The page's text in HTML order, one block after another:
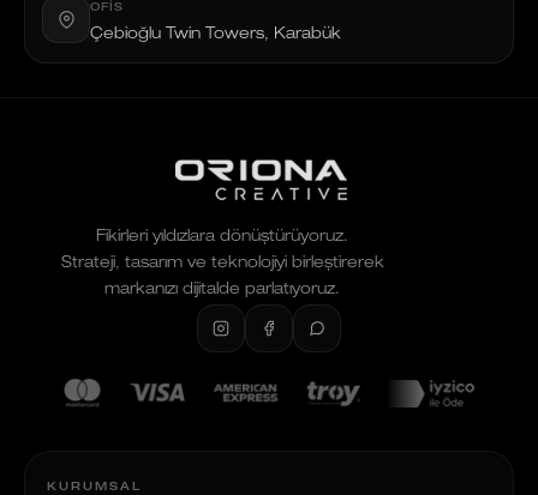
OFIS
Çebioğlu Twin Towers, Karabük
Fikirleri yıldızlara dönüştürüyoruz.
Strateji, tasarım ve teknolojiyi birleştirerek
markanızı dijitalde parlatıyoruz.
KURUMSAL